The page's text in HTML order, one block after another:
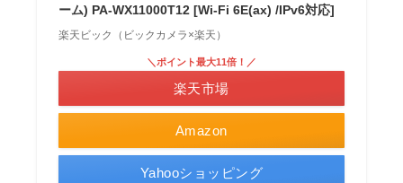
ーム) PA-WX11000T12 [Wi-Fi 6E(ax) /IPv6対応]
楽天ビック（ビックカメラ×楽天）
Amazon
＼ポイント最大11倍！／
楽天市場
Yahooショッピング